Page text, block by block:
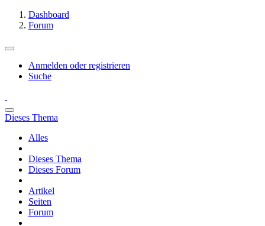
Dashboard
Forum
Anmelden oder registrieren
Suche
Dieses Thema
Alles
Dieses Thema
Dieses Forum
Artikel
Seiten
Forum